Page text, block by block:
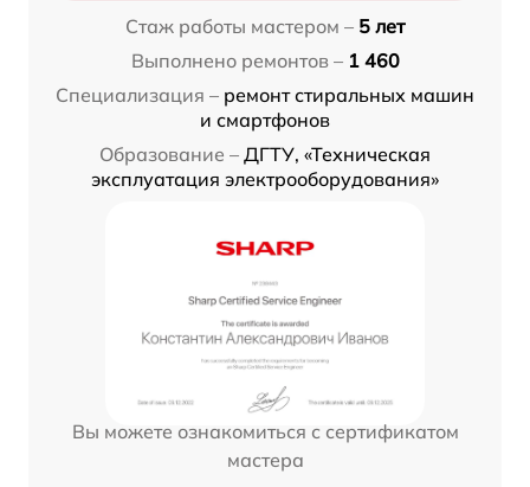
Стаж работы мастером – 5 лет
Выполнено ремонтов – 1 460
Специализация – ремонт стиральных машин
и смартфонов
Образование – ДГТУ, «Техническая
эксплуатация электрооборудования»
Вы можете ознакомиться с сертификатом
мастера